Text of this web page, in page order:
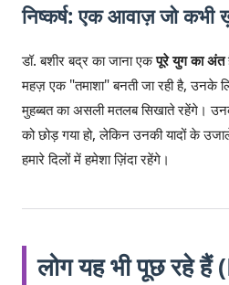
निष्कर्ष: एक आवाज़ जो कभी
डॉ. बशीर बद्र का जाना एकपूरे युग का अंत
महज़ एक "तमाशा" बनती जा रही है,
मुहब्बत का असली मतलब सिखाते रहेंगे।
को छोड़ गया हो, लेकिन उनकी यादों के
हमारे दिलों में हमेशा ज़िंदा रहेंगे।
लोग यह भी पूछ रहे